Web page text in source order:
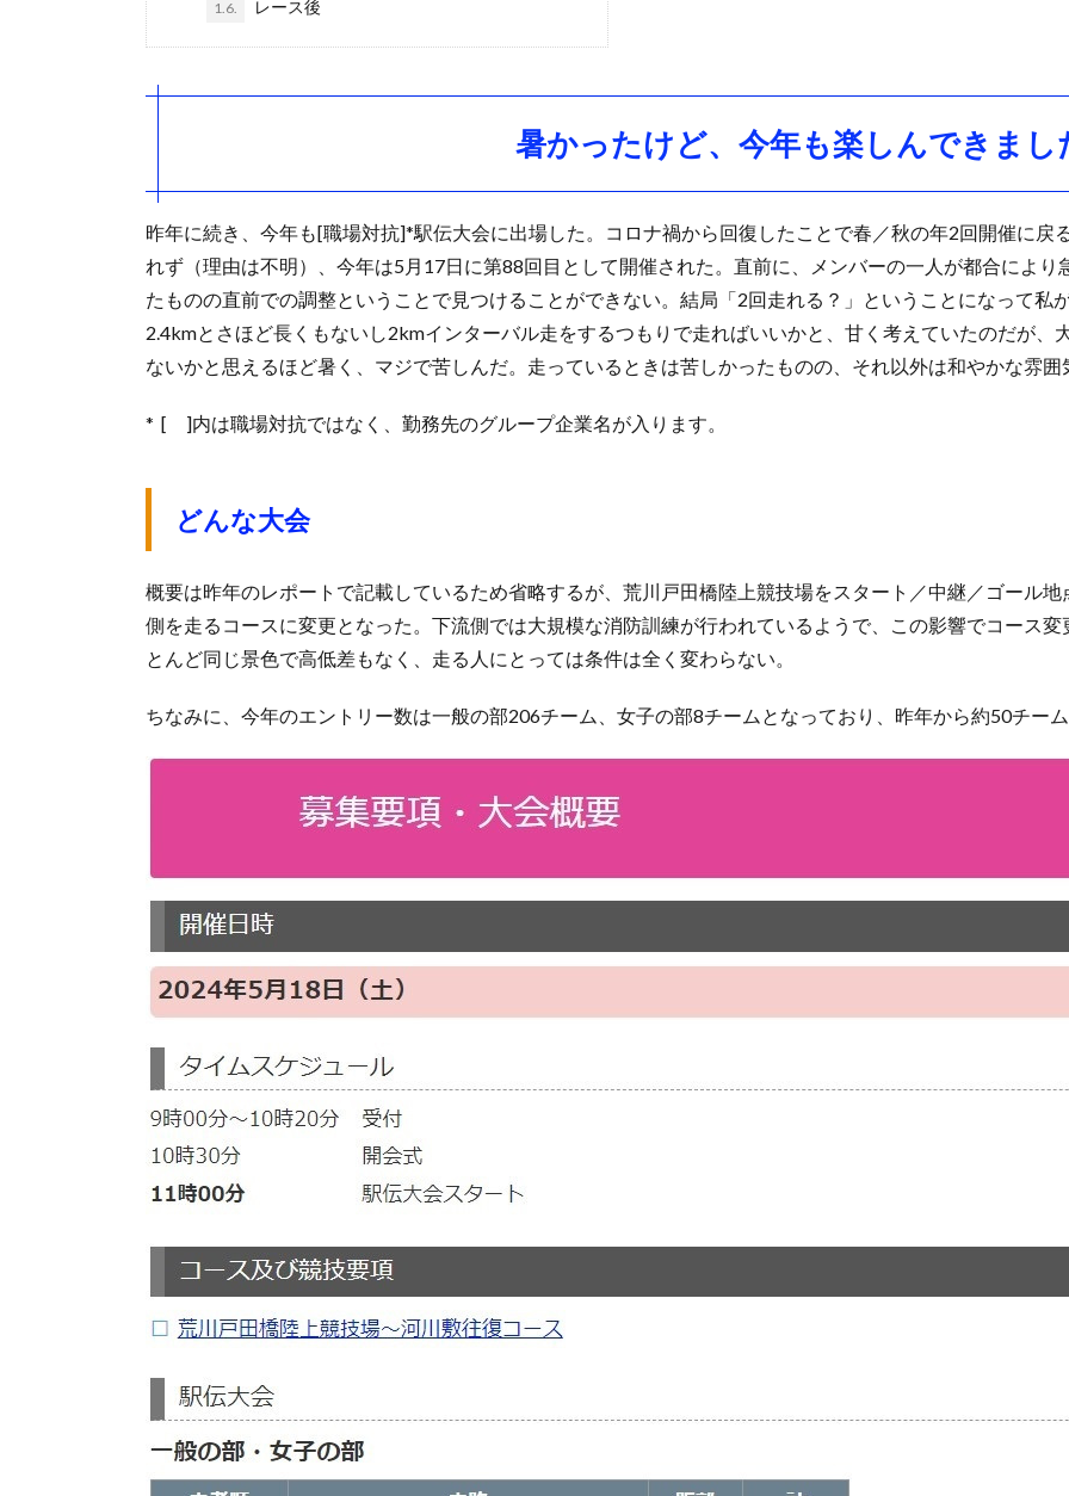
1.6. レース後
暑かったけど、今年も楽しんできまし
昨年に続き、今年も[職場対抗]*駅伝大会に出場した。コロナ禍から回復したことで春／秋の年2回開催に戻
れず（理由は不明）、今年は5月17日に第88回目として開催された。直前に、メンバーの一人が都合によ
たものの直前での調整ということで見つけることができない。結局「2回走れる？」ということになって私
2.4kmとさほど長くもないし2kmインターバル走をするつもりで走ればいいかと、甘く考えていたのだが、
ないかと思えるほど暑く、マジで苦しんだ。走っているときは苦しかったものの、それ以外は和やかな雰
* [ ]内は職場対抗ではなく、勤務先のグループ企業名が入ります。
どんな大会
概要は昨年のレポートで記載しているため省略するが、荒川戸田橋陸上競技場をスタート／中継／ゴール
側を走るコースに変更となった。下流側では大規模な消防訓練が行われているようで、この影響でコース
とんど同じ景色で高低差もなく、走る人にとっては条件は全く変わらない。
ちなみに、今年のエントリー数は一般の部206チーム、女子の部8チームとなっており、昨年から約50チー